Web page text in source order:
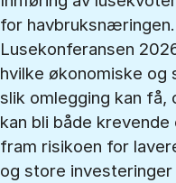
for
Lusekonferansen
hvilke økonomiske og
slik omlegging kan få,
kan bli både
fram risikoen for
og store